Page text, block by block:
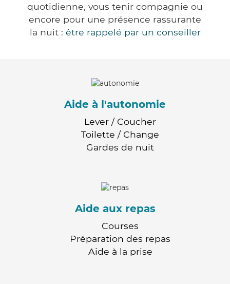
quotidienne, vous tenir compagnie ou
encore pour une présence rassurante
la nuit : être rappelé par un conseiller
Aide à l'autonomie
Lever / Coucher
Toilette / Change
Gardes de nuit
Aide aux repas
Courses
Préparation des repas
Aide à la prise